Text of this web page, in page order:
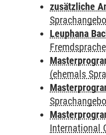
zusätzliche
Leuphana
(ehemals
International